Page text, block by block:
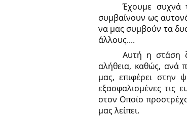
Έχουμε συχνά
συμβαίνουν ως
να μας συμβούν τα
άλλους....
Αυτή η στάση
αλήθεια, καθώς, ανά
μας, επιφέρει στην
εξασφαλισμένες τις
στον Οποίο
μας λείπει.